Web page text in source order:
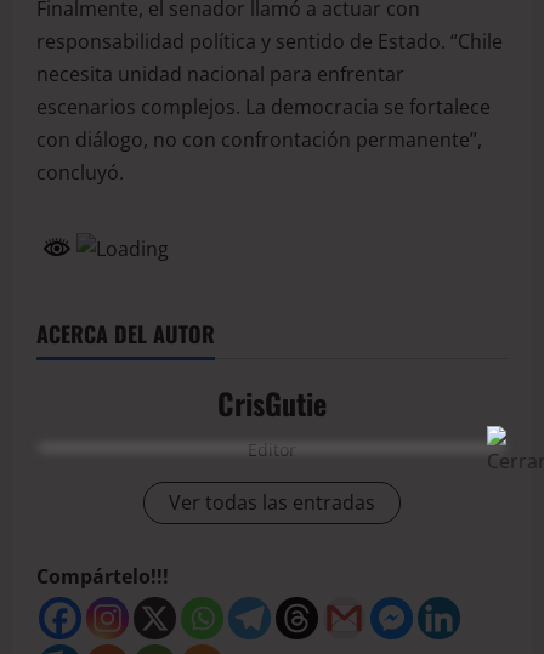
Finalmente, el senador llamó a actuar con
responsabilidad política y sentido de Estado. “Chile
necesita unidad nacional para enfrentar
escenarios complejos. La democracia se fortalece
con diálogo, no con confrontación permanente”,
concluyó.
ACERCA DEL AUTOR
CrisGutie
Editor
Ver todas las entradas
Compártelo!!!